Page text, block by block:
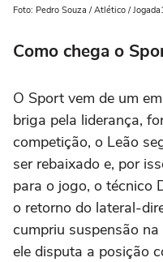
Foto: Pedro Souza / Atlético /
Como chega o
O Sport vem de um
briga pela liderança,
competição, o Leão
ser rebaixado e, por
para o jogo, o técnico
o retorno do lateral-
cumpriu suspensão
ele disputa a posição